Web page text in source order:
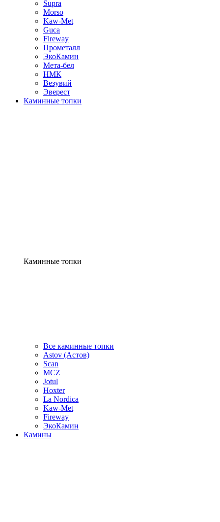
Supra
Morso
Kaw-Met
Guca
Fireway
Прометалл
ЭкоКамин
Мета-бел
НМК
Везувий
Эверест
Каминные топки
Каминные топки
Все каминные топки
Astov (Астов)
Scan
MCZ
Jotul
Hoxter
La Nordica
Kaw-Met
Fireway
ЭкоКамин
Камины